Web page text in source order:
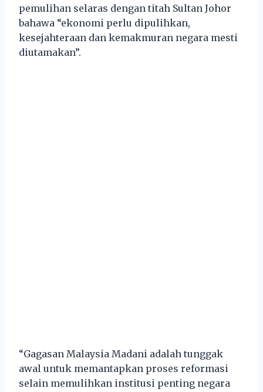
pemulihan selaras dengan titah Sultan Johor
bahawa “ekonomi perlu dipulihkan,
kesejahteraan dan kemakmuran negara mesti
diutamakan”.
“Gagasan Malaysia Madani adalah tunggak
awal untuk memantapkan proses reformasi
selain memulihkan institusi penting negara